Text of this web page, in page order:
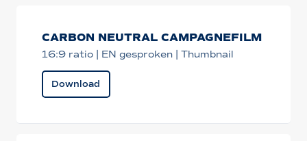
CARBON NEUTRAL CAMPAGNEFILM
16:9 ratio | EN gesproken | Thumbnail
Download